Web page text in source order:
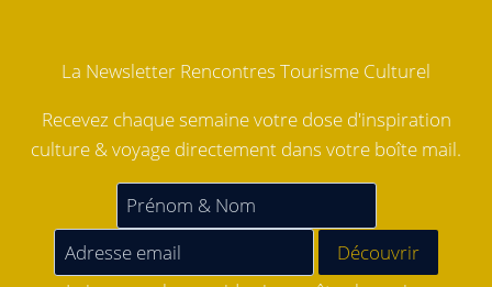
La Newsletter Rencontres Tourisme Culturel
Recevez chaque semaine votre dose d'inspiration
culture & voyage directement dans votre boîte mail.